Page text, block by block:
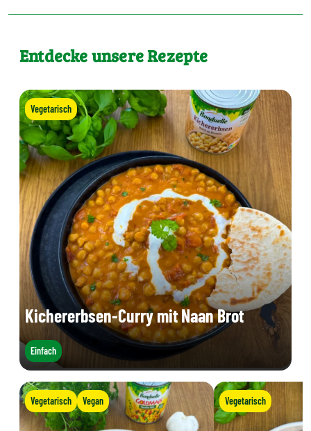
Entdecke unsere Rezepte
Vegetarisch
Kichererbsen-Curry mit Naan Brot
Einfach
Vegetarisch Vegan Vegetarisch